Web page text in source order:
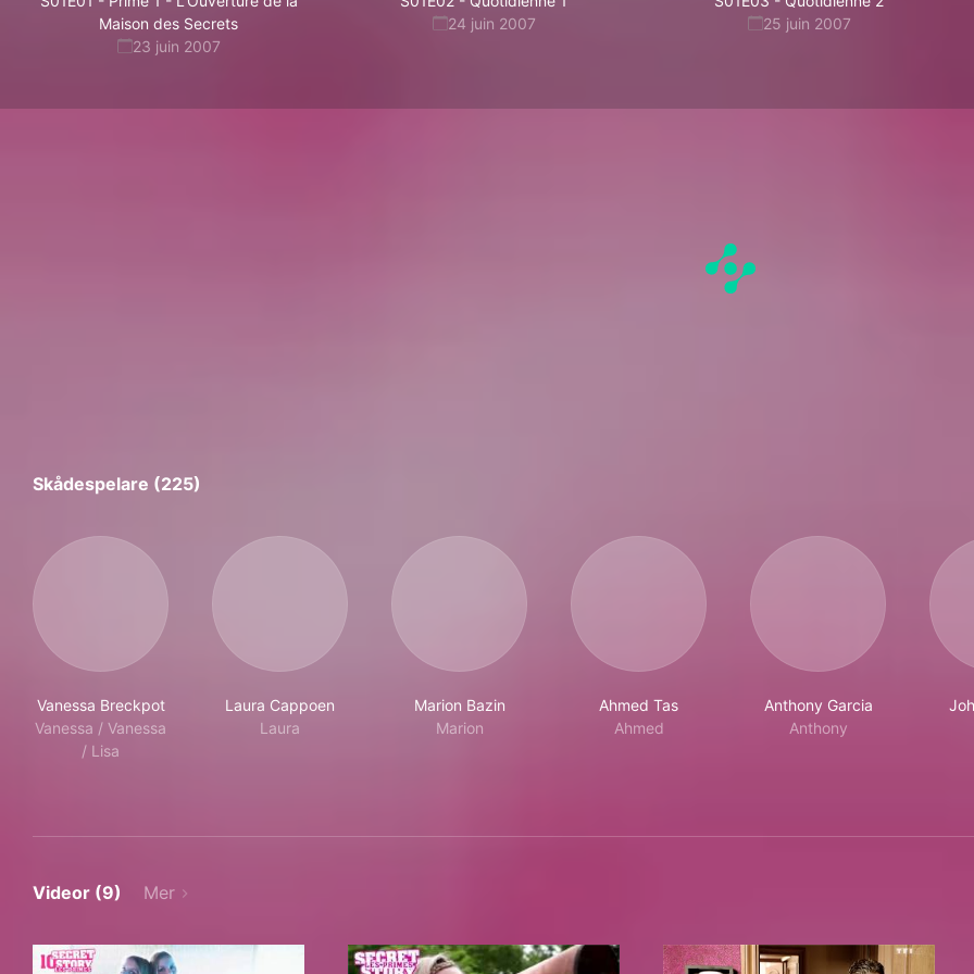
Maison des Secrets
23 juin 2007
24 juin 2007
25 juin 2007
Skådespelare (225)
Vanessa Breckpot
Vanessa / Vanessa
/ Lisa
Laura Cappoen
Laura
Marion Bazin
Marion
Ahmed Tas
Ahmed
Anthony Garcia
Anthony
Videor (9) Mer